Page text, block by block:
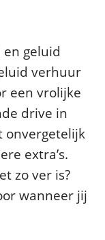
geluid
verhuur
een vrolijke
drive in
onvergetelijk
extra’s.
zo ver is?
wanneer jij